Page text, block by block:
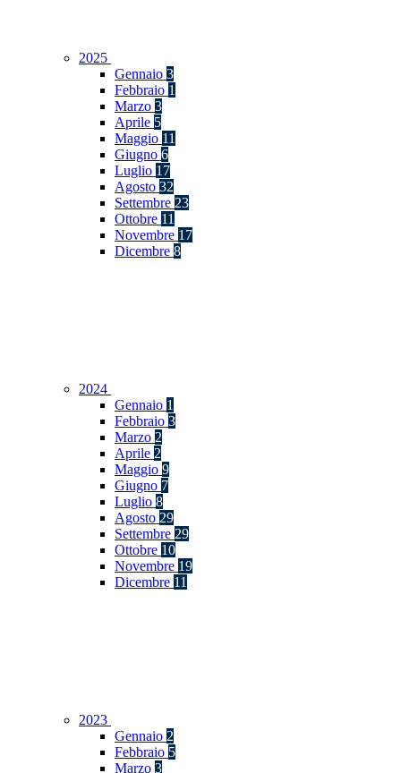
2025
Gennaio 3
Febbraio 1
Marzo 3
Aprile 5
Maggio 11
Giugno 6
Luglio 17
Agosto 32
Settembre 23
Ottobre 11
Novembre 17
Dicembre 8
2024
Gennaio 1
Febbraio 3
Marzo 2
Aprile 2
Maggio 9
Giugno 7
Luglio 8
Agosto 29
Settembre 29
Ottobre 10
Novembre 19
Dicembre 11
2023
Gennaio 2
Febbraio 5
Marzo 3